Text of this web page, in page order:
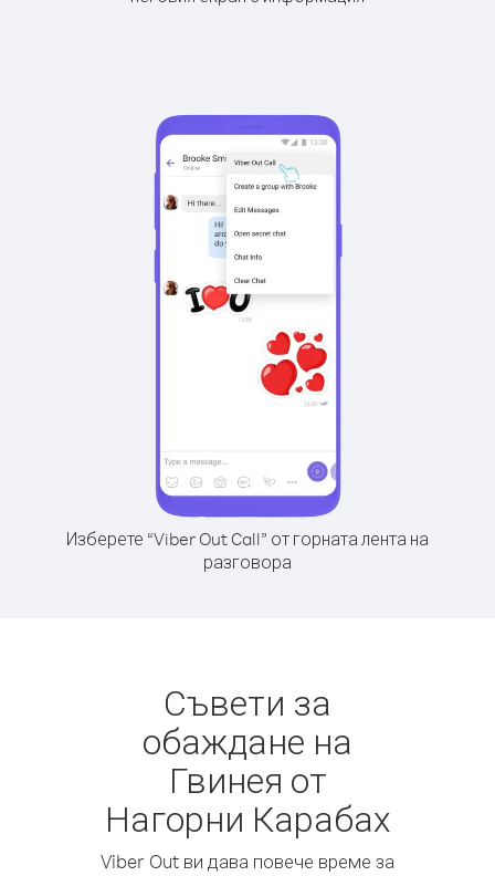
Изберете “Viber Out Call” от горната лента на
разговора
Съвети за
обаждане на
Гвинея от
Нагорни Карабах
Viber Out ви дава повече време за